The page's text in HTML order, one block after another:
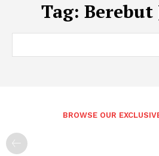
Tag: Berebut
BROWSE OUR